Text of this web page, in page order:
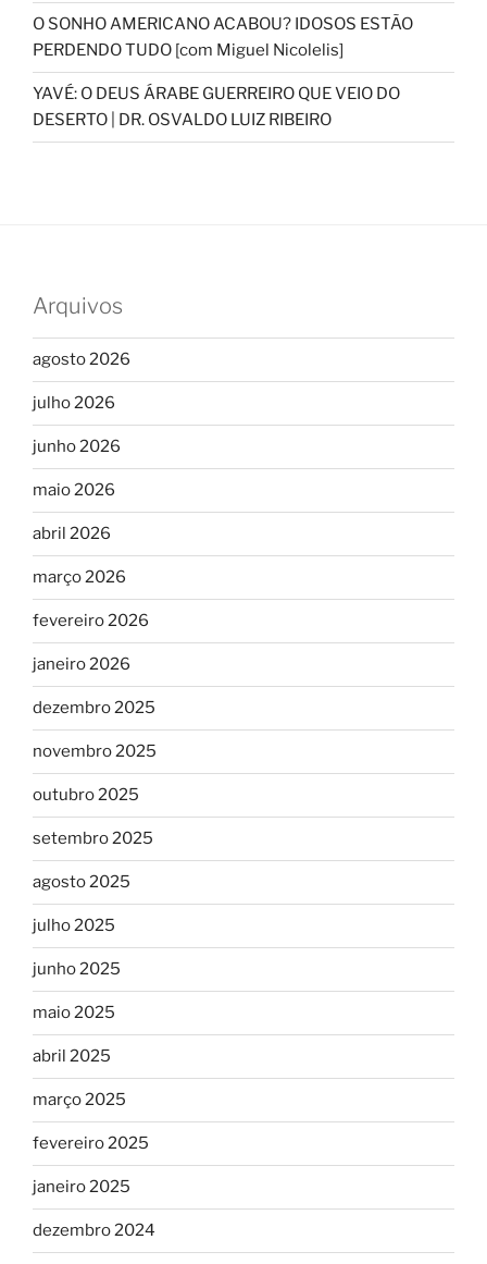
O SONHO AMERICANO ACABOU? IDOSOS ESTÃO
PERDENDO TUDO [com Miguel Nicolelis]
YAVÉ: O DEUS ÁRABE GUERREIRO QUE VEIO DO
DESERTO | DR. OSVALDO LUIZ RIBEIRO
Arquivos
agosto 2026
julho 2026
junho 2026
maio 2026
abril 2026
março 2026
fevereiro 2026
janeiro 2026
dezembro 2025
novembro 2025
outubro 2025
setembro 2025
agosto 2025
julho 2025
junho 2025
maio 2025
abril 2025
março 2025
fevereiro 2025
janeiro 2025
dezembro 2024